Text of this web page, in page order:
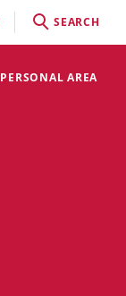
PERSONAL AREA
SEARCH